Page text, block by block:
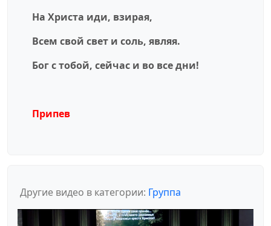
На Христа иди, взирая,
Всем свой свет и соль, являя.
Бог с тобой, сейчас и во все дни!
Припев
Другие видео в категории: Группа